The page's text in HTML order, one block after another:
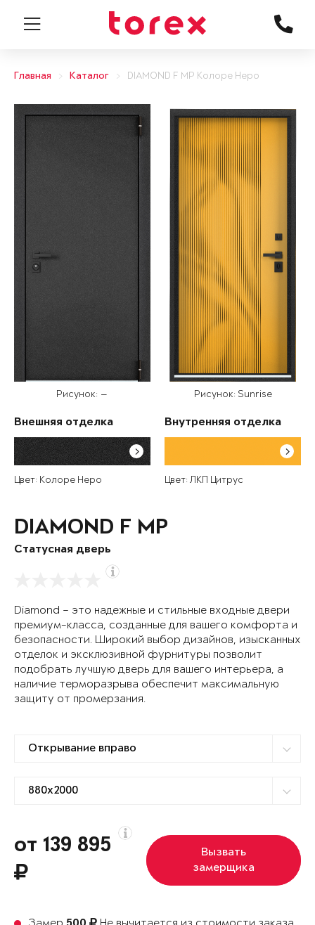
Главная Каталог DIAMOND F MP Колоре Неро
Рисунок: —
Внешняя отделка
Цвет: Колоре Неро
Рисунок: Sunrise
Внутренняя отделка
Цвет: ЛКП Цитрус
DIAMOND F MP
Статусная дверь
Diamond – это надежные и стильные входные двери
премиум-класса, созданные для вашего комфорта и
безопасности. Широкий выбор дизайнов, изысканных
отделок и эксклюзивной фурнитуры позволит
подобрать лучшую дверь для вашего интерьера, а
наличие терморазрыва обеспечит максимальную
защиту от промерзания.
от 139 895
Вызвать
замерщика